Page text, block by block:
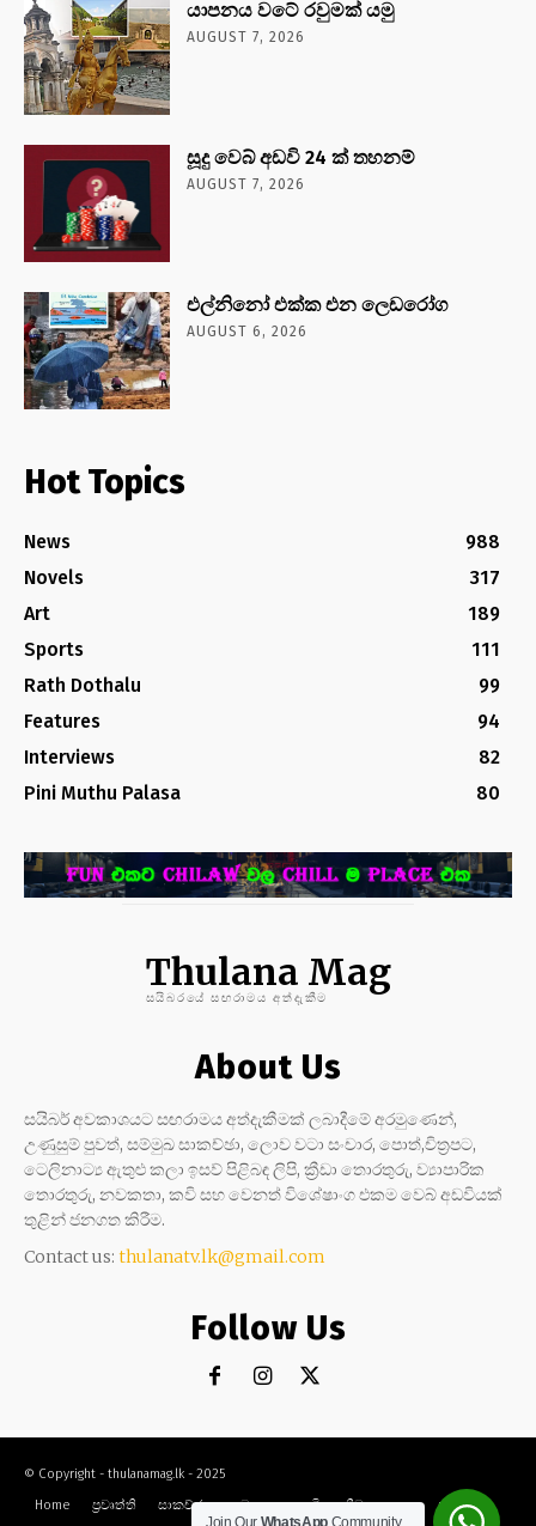
යාපනය වටේ රවුමක් යමු
AUGUST 7, 2026
සූදු වෙබ් අඩවි 24 ක් තහනම්
AUGUST 7, 2026
එල්නිනෝ එක්ක එන ලෙඩරෝග
AUGUST 6, 2026
Hot Topics
News
988
Novels
317
Art
189
Sports
111
Rath Dothalu
99
Features
94
Interviews
82
Pini Muthu Palasa
80
Thulana Mag
සයිබරයේ සඟරාමය අත්දැකීම
About Us
සයිබර් අවකාශයට සඟරාමය අත්දැකීමක් ලබාදීමේ අරමුණෙන්,
උණුසුම් පුවත්, සම්මුඛ සාකච්ඡා, ලොව වටා සංචාර, පොත්,චිත්‍රපට,
ටෙලිනාට්‍ය ඇතුළු කලා ඉසව් පිළිබඳ ලිපි, ක්‍රීඩා තොරතුරු, ව්‍යාපාරික
තොරතුරු, නවකතා, කවි සහ වෙනත් විශේෂාංග එකම වෙබ් අඩවියක්
තුළින් ජනගත කිරීම.
Contact us: thulanatv.lk@gmail.com
Follow Us
© Copyright - thulanamag.lk - 2025
Home
ප්‍රවෘත්ති සාකච්ඡා නවකතා කවි ක්‍රීඩා කලා සංචාර
Join Our WhatsAppCommunity